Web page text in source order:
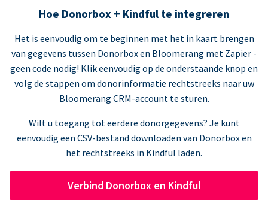
Hoe Donorbox + Kindful te integreren
Het is eenvoudig om te beginnen met het in kaart brengen
van gegevens tussen Donorbox en Bloomerang met Zapier -
geen code nodig! Klik eenvoudig op de onderstaande knop en
volg de stappen om donorinformatie rechtstreeks naar uw
Bloomerang CRM-account te sturen.
Wilt u toegang tot eerdere donorgegevens? Je kunt
eenvoudig een CSV-bestand downloaden van Donorbox en
het rechtstreeks in Kindful laden.
Verbind Donorbox en Kindful